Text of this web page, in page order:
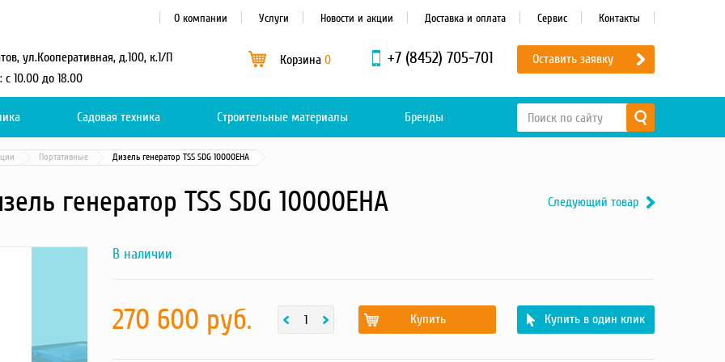
ул.Кооперативная, д.100, к.1/П
с 10.00 до 18.00
Корзина 0 +7 (8452) 705-701 Оставить заявку
О компании Услуги Новости и акции Доставка и оплата Сервис Контакты
Каталог 0
Садовая техника Строительные материалы Бренды
Портативные Дизель генератор TSS SDG 10000EHA
генератор TSS SDG 10000EHA Следующий товар
b1a1b74ecefc360d919240ae81f484d8
В наличии
270 600 руб. Купить Купить в один клик